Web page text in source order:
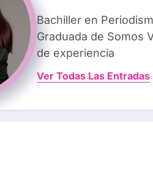
Bachiller en
Graduada de Somos
de experiencia
Ver Todas Las Entradas